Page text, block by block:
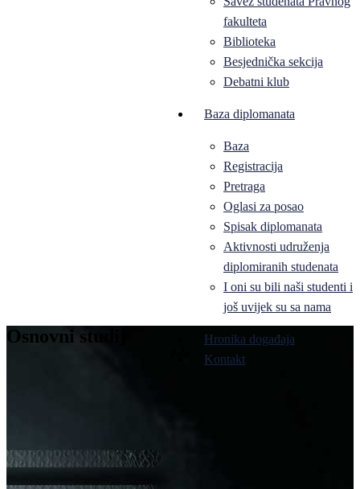
fakulteta
Biblioteka
Besjednička sekcija
Debatni klub
Baza diplomanata
Baza
Registracija
Pretraga
Oglasi za posao
Spisak diplomanata
Aktivnosti udruženja
diplomiranih studenata
I oni su bili naši studenti i
još uvijek su sa nama
Hronika događaja
Kontakt
Osnovni studij